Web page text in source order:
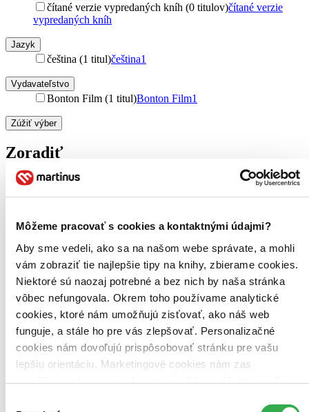
Môžeme pracovať s cookies a kontaktnými údajmi?
Aby sme vedeli, ako sa na našom webe správate, a mohli
vám zobraziť tie najlepšie tipy na knihy, zbierame cookies.
Niektoré sú naozaj potrebné a bez nich by naša stránka
vôbec nefungovala. Okrem toho používame analytické
cookies, ktoré nám umožňujú zisťovať, ako náš web
funguje, a stále ho pre vás zlepšovať. Personalizačné
cookies nám dovoľujú prispôsobovať stránku pre vašu
lepšiu orientáciu. Marketingové cookies nám zas
umožňujú zobrazenie relevantnej reklamy. Niektoré údaje
čítané verzie vypredaných kníh (0 titulov)čítané verzie
vypredaných kníh
Jazyk
čeština (1 titul)čeština1
Vydavateľstvo
Bonton Film (1 titul)Bonton Film1
Zúžiť výber
Zoradiť
Top hodnotené
Najdrahšie
Najlacnejšie
Najvyššia zľava